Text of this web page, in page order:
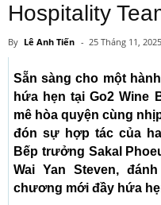
Hospitality
By Lê Anh Tiến - 25 Tháng 11, 2025
Sẵn sàng cho một
hứa hẹn tại Go2 Wine
mê hòa quyện cùng
đón sự hợp tác của
Bếp trưởng Sakal
Wai Yan Steven,
chương mới đầy hứa